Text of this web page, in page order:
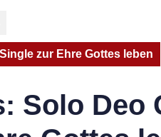
zur Ehre Gottes leben
Solo Deo